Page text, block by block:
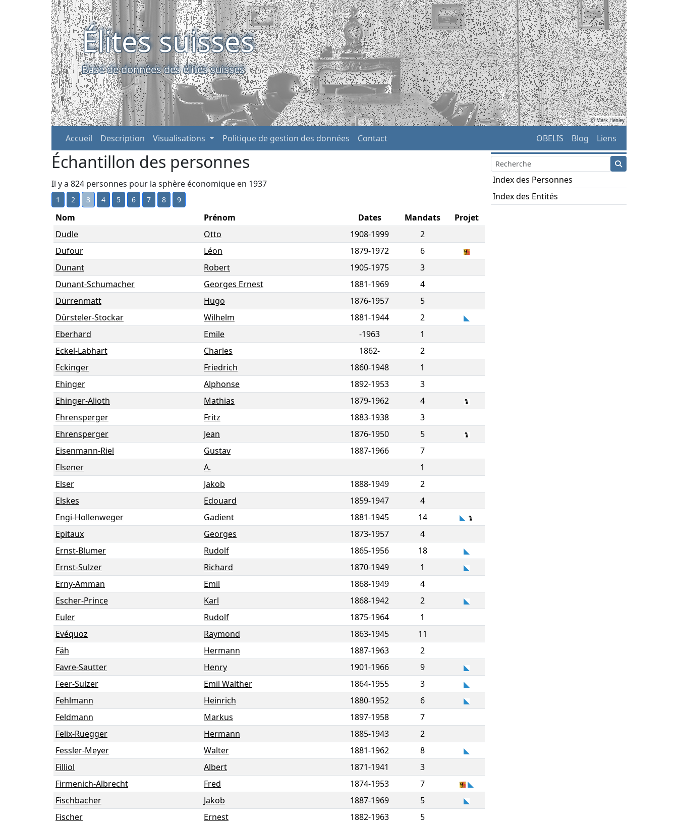
Élites suisses
Base de données des élites suisses
ⓒ Mark Henley
Accueil Description Visualisations Politique de gestion des données Contact OBELIS Blog Liens
Échantillon des personnes
Il y a 824 personnes pour la sphère économique en 1937
1 2 3 4 5 6 7 8 9
Nom Prénom Dates Mandats
Projet
Dudle
Otto 1908-1999
2
Dufour
Léon 1879-1972
6
Dunant
Robert 1905-1975
3
Dunant-Schumacher
Georges Ernest 1881-1969
4
Dürrenmatt
Hugo 1876-1957
5
Dürsteler-Stockar
Wilhelm 1881-1944
2
Eberhard
Emile -1963
1
Eckel-Labhart
Charles 1862-
2
Eckinger
Friedrich 1860-1948
1
Ehinger
Alphonse 1892-1953
3
Ehinger-Alioth
Mathias 1879-1962
4
Ehrensperger
Fritz 1883-1938
3
Ehrensperger
Jean 1876-1950
5
Eisenmann-Riel
Gustav 1887-1966
7
Elsener
A.
1
Elser
Jakob 1888-1949
2
Elskes
Edouard 1859-1947
4
Engi-Hollenweger
Gadient 1881-1945
14
Epitaux
Georges 1873-1957
4
Ernst-Blumer
Rudolf 1865-1956
18
Ernst-Sulzer
Richard 1870-1949
1
Erny-Amman
Emil 1868-1949
4
Escher-Prince
Karl 1868-1942
2
Euler
Rudolf 1875-1964
1
Evéquoz
Raymond 1863-1945
11
Fäh
Hermann 1887-1963
2
Favre-Sautter
Henry 1901-1966
9
Feer-Sulzer
Emil Walther 1864-1955
3
Fehlmann
Heinrich 1880-1952
6
Feldmann
Markus 1897-1958
7
Felix-Ruegger
Hermann 1885-1943
2
Fessler-Meyer
Walter 1881-1962
8
Filliol
Albert 1871-1941
3
Firmenich-Albrecht
Fred 1874-1953
7
Fischbacher
Jakob 1887-1969
5
Fischer
Ernest 1882-1963
5
Index des Personnes
Index des Entités